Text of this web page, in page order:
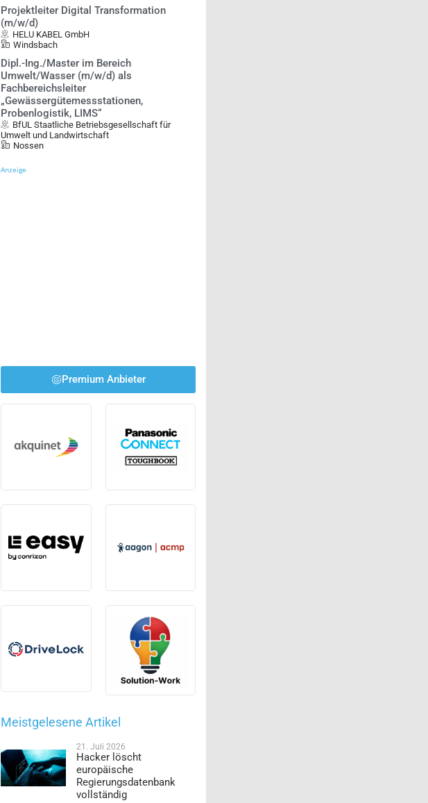
Projektleiter Digital Transformation
(m/w/d)
HELU KABEL GmbH
Windsbach
Dipl.-Ing./Master im Bereich
Umwelt/Wasser (m/w/d) als
Fachbereichsleiter
„Gewässergütemessstationen,
Probenlogistik, LIMS“
BfUL Staatliche Betriebsgesellschaft für
Umwelt und Landwirtschaft
Nossen
Anzeige
Premium Anbieter
Meistgelesene Artikel
21. Juli 2026
Hacker löscht
europäische
Regierungsdatenbank
vollständig